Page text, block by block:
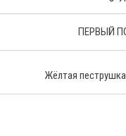
ПЕРВЫЙ
Жёлтая пеструшка